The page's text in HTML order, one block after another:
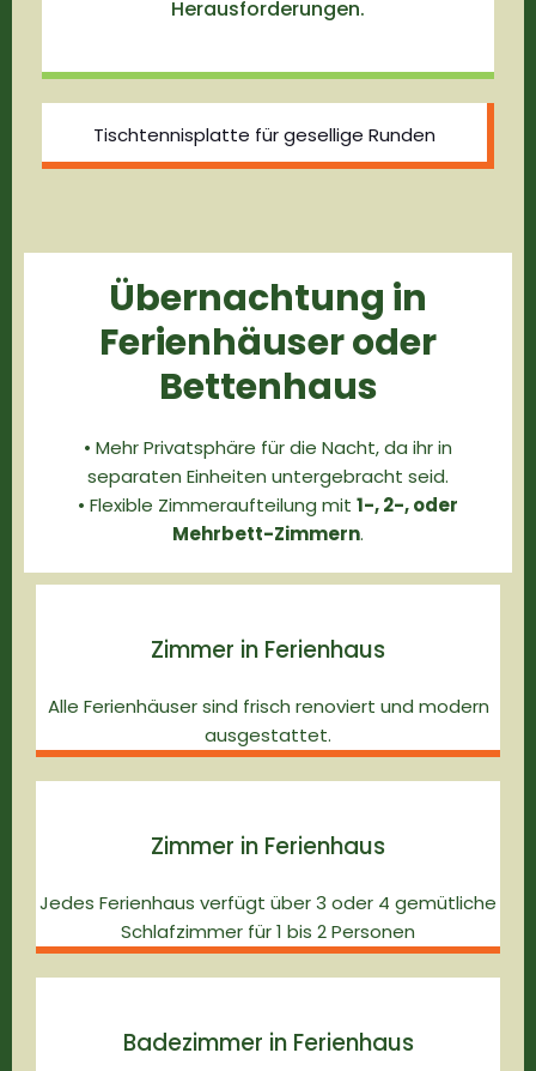
Herausforderungen.
Tischtennisplatte für gesellige Runden
Übernachtung in
Ferienhäuser oder
Bettenhaus
• Mehr Privatsphäre für die Nacht, da ihr in
separaten Einheiten untergebracht seid.
• Flexible Zimmeraufteilung mit 1-, 2-, oder
Mehrbett-Zimmern.
Zimmer in Ferienhaus
Alle Ferienhäuser sind frisch renoviert und modern
ausgestattet.
Zimmer in Ferienhaus
Jedes Ferienhaus verfügt über 3 oder 4 gemütliche
Schlafzimmer für 1 bis 2 Personen
Badezimmer in Ferienhaus